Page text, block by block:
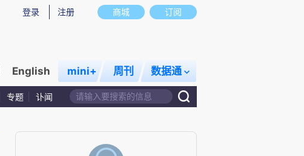
商城 订阅
登录 注册
English mini+ 周刊 数据通
专题 讣闻